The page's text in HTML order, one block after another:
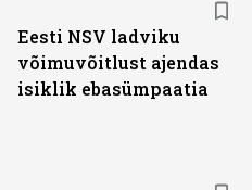
Eesti NSV ladviku
võimuvõitlust ajendas
isiklik ebasümpaatia